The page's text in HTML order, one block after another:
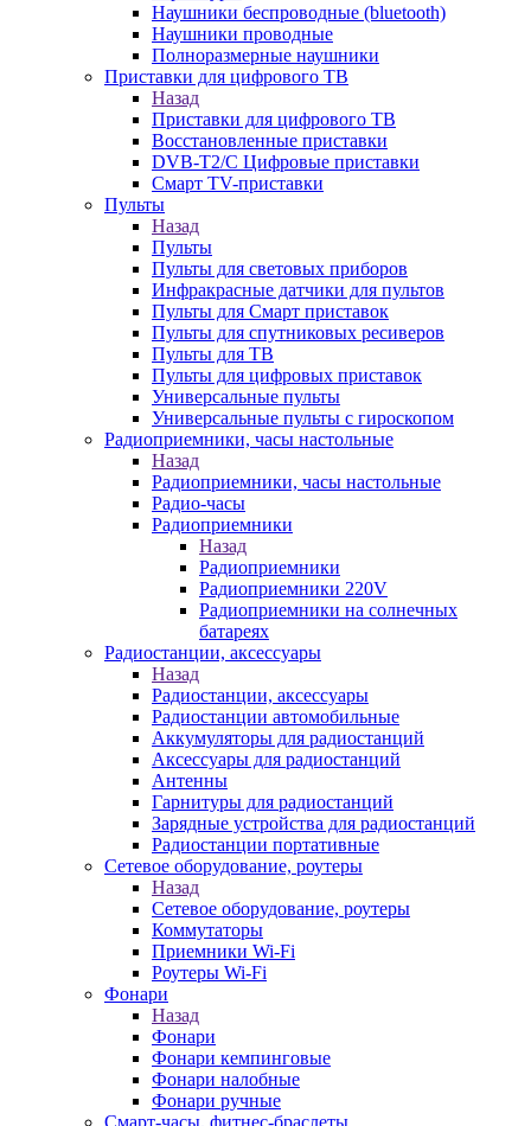
Наушники беспроводные (bluetooth)
Наушники проводные
Полноразмерные наушники
Приставки для цифрового ТВ
Назад
Приставки для цифрового ТВ
Восстановленные приставки
DVB-T2/C Цифровые приставки
Смарт ТV-приставки
Пульты
Назад
Пульты
Пульты для световых приборов
Инфракрасные датчики для пультов
Пульты для Смарт приставок
Пульты для спутниковых ресиверов
Пульты для ТВ
Пульты для цифровых приставок
Универсальные пульты
Универсальные пульты с гироскопом
Радиоприемники, часы настольные
Назад
Радиоприемники, часы настольные
Радио-часы
Радиоприемники
Назад
Радиоприемники
Радиоприемники 220V
Радиоприемники на солнечных
батареях
Радиостанции, аксессуары
Назад
Радиостанции, аксессуары
Радиостанции автомобильные
Аккумуляторы для радиостанций
Аксессуары для радиостанций
Антенны
Гарнитуры для радиостанций
Зарядные устройства для радиостанций
Радиостанции портативные
Сетевое оборудование, роутеры
Назад
Сетевое оборудование, роутеры
Коммутаторы
Приемники Wi-Fi
Роутеры Wi-Fi
Фонари
Назад
Фонари
Фонари кемпинговые
Фонари налобные
Фонари ручные
Смарт-часы, фитнес-браслеты